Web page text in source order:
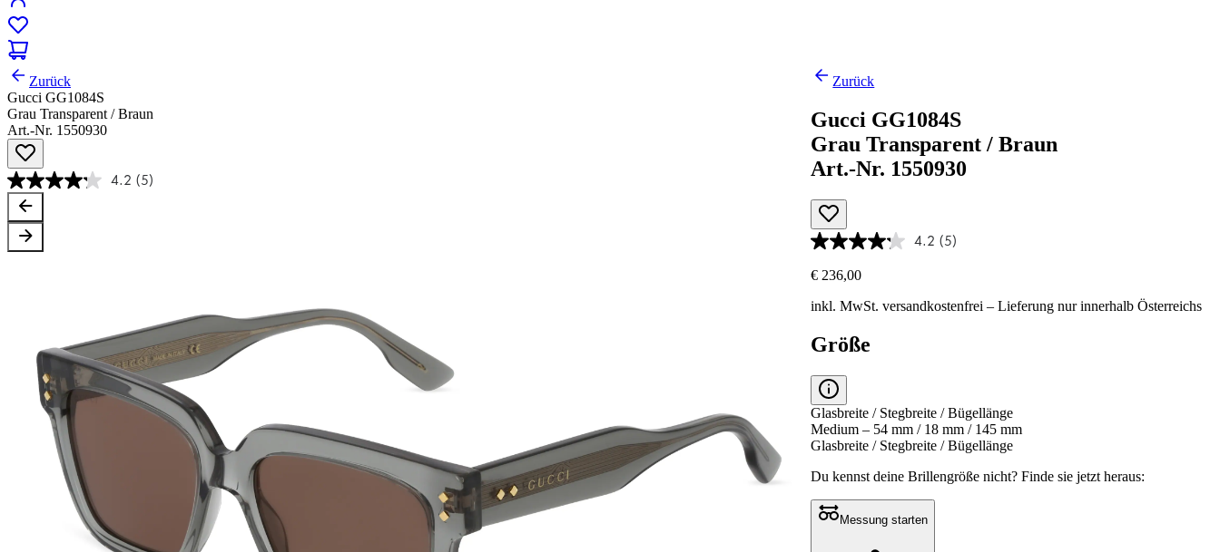
Zurück
Gucci GG1084S
Grau Transparent / Braun
Art.-Nr. 1550930
4.2 (5)
Zurück
Gucci GG1084S
Grau Transparent / Braun
Art.-Nr. 1550930
4.2 (5)
€ 236,00
inkl. MwSt.versandkostenfrei – Lieferung nur innerhalb Österreichs
Größe
Glasbreite / Stegbreite / Bügellänge
Medium – 54 mm / 18 mm / 145 mm
Glasbreite / Stegbreite / Bügellänge
Du kennst deine Brillengröße nicht?Finde sie jetzt heraus:
Messung starten